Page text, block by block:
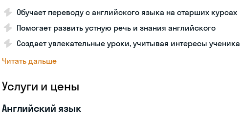
Обучает переводу с английского языка на старших курсах
Помогает развить устную речь и знания английского
Создает увлекательные уроки, учитывая интересы ученика
Читать дальше
Услуги и цены
Английский язык